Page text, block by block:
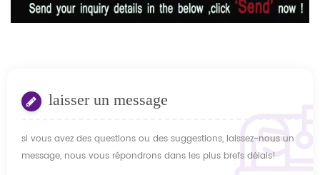
laisser un message
si vous avez des questions ou des suggestions, laissez-nous un
message, nous vous répondrons dans les plus brefs délais!